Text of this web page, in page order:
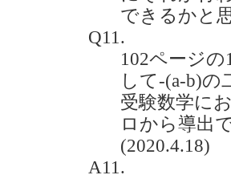
できるかと
Q11.
102ページ
して-(a-b)
受験数学に
ロから導出
(2020.4.18)
A11.